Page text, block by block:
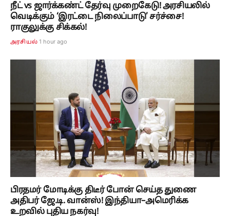
நீட் vs ஜார்க்கண்ட் தேர்வு முறைகேடு! அரசியலில்
வெடிக்கும் ‘இரட்டை நிலைப்பாடு’ சர்ச்சை!
ராகுலுக்கு சிக்கல்!
அரசியல் 1 hour ago
பிரதமர் மோடிக்கு திடீர் போன் செய்த துணை
அதிபர் ஜே.டி. வான்ஸ்! இந்தியா–அமெரிக்க
உறவில் புதிய நகர்வு!